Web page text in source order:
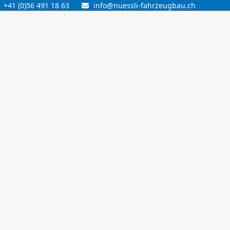
+41 (0)56 491 18 63 info@nuessli-fahrzeugbau.ch